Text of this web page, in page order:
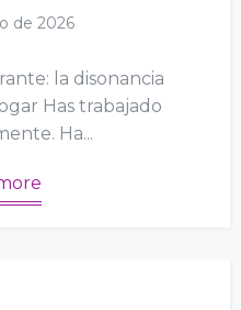
de 2026
la disonancia
Has trabajado
Ha...